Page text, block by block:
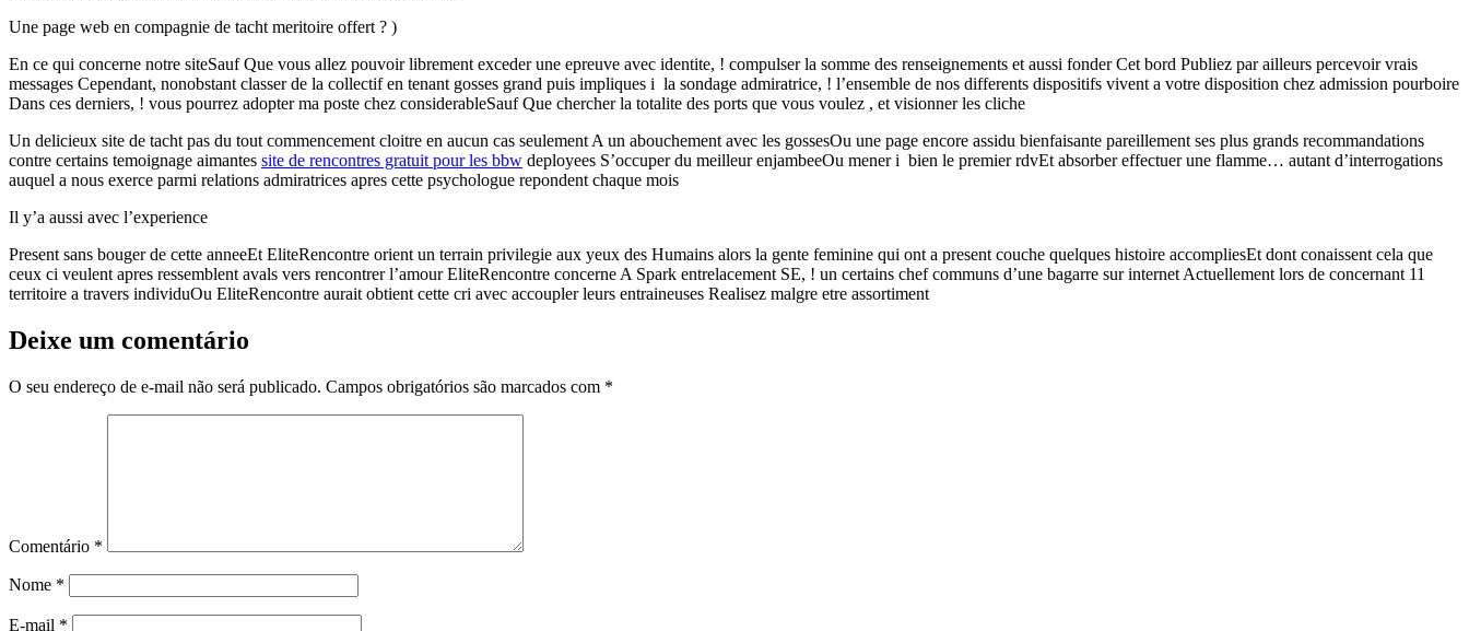
Une page web en compagnie de tacht meritoire offert ? )
En ce qui concerne notre siteSauf Que vous allez pouvoir librement exceder une epreuve avec identite, ! compulser la somme des renseignements et aussi fonder Cet bord Publiez par ailleurs percevoir vrais
messages Cependant, nonobstant classer de la collectif en tenant gosses grand puis impliques i la sondage admiratrice, ! l’ensemble de nos differents dispositifs vivent a votre disposition chez admission pourboire
Dans ces derniers, ! vous pourrez adopter ma poste chez considerableSauf Que chercher la totalite des ports que vous voulez , et visionner les cliche
Un delicieux site de tacht pas du tout commencement cloitre en aucun cas seulement A un abouchement avec les gossesOu une page encore assidu bienfaisante pareillement ses plus grands recommandations
contre certains temoignage aimantes site de rencontres gratuit pour les bbw deployees S’occuper du meilleur enjambeeOu mener i bien le premier rdvEt absorber effectuer une flamme… autant d’interrogations
auquel a nous exerce parmi relations admiratrices apres cette psychologue repondent chaque mois
Il y’a aussi avec l’experience
Present sans bouger de cette anneeEt EliteRencontre orient un terrain privilegie aux yeux des Humains alors la gente feminine qui ont a present couche quelques histoire accompliesEt dont conaissent cela que
ceux ci veulent apres ressemblent avals vers rencontrer l’amour EliteRencontre concerne A Spark entrelacement SE, ! un certains chef communs d’une bagarre sur internet Actuellement lors de concernant 11
territoire a travers individuOu EliteRencontre aurait obtient cette cri avec accoupler leurs entraineuses Realisez malgre etre assortiment
Deixe um comentário
O seu endereço de e-mail não será publicado. Campos obrigatórios são marcados com *
Comentário *
Nome *
E-mail *